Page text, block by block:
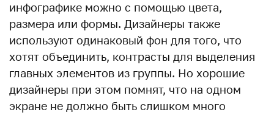
инфографике можно с помощью цвета,
размера или формы. Дизайнеры также
используют одинаковый фон для того, что
хотят объединить, контрасты для выделения
главных элементов из группы. Но хорошие
дизайнеры при этом помнят, что на одном
экране не должно быть слишком много